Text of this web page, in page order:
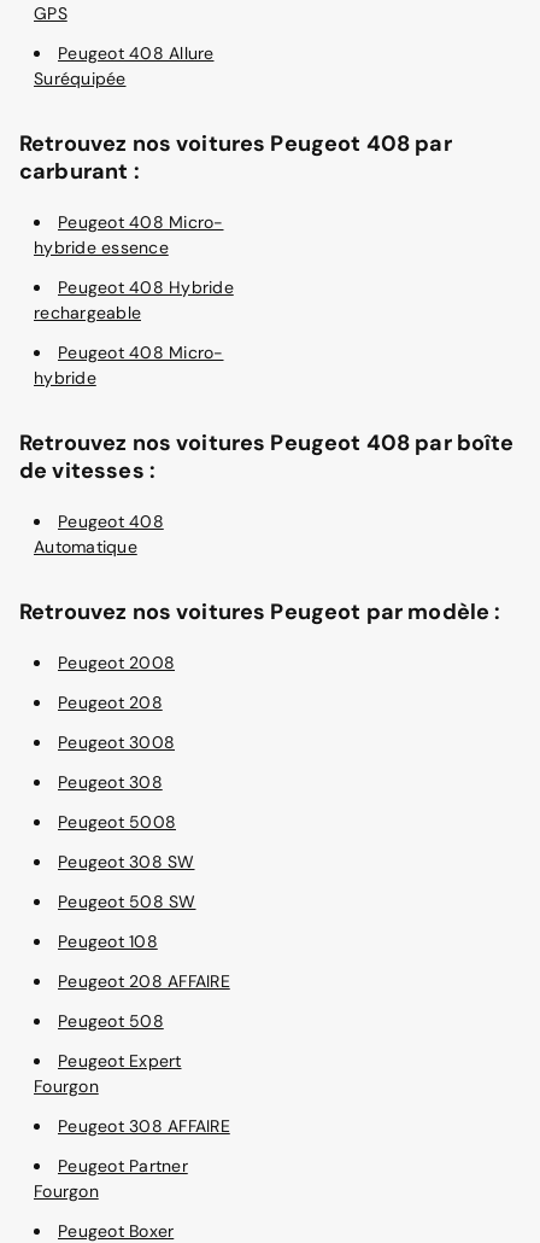
GPS
Peugeot 408 Allure
Suréquipée
Retrouvez nos voitures Peugeot 408 par
carburant :
Peugeot 408 Micro-
hybride essence
Peugeot 408 Hybride
rechargeable
Peugeot 408 Micro-
hybride
Retrouvez nos voitures Peugeot 408 par boîte
de vitesses :
Peugeot 408
Automatique
Retrouvez nos voitures Peugeot par modèle :
Peugeot 2008
Peugeot 208
Peugeot 3008
Peugeot 308
Peugeot 5008
Peugeot 308 SW
Peugeot 508 SW
Peugeot 108
Peugeot 208 AFFAIRE
Peugeot 508
Peugeot Expert
Fourgon
Peugeot 308 AFFAIRE
Peugeot Partner
Fourgon
Peugeot Boxer